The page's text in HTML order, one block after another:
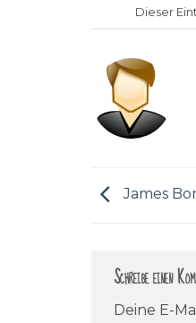
Dieser
James
Schreibe einen
Deine E-